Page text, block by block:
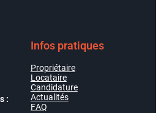
:
Infos pratiques
Propriétaire
Locataire
Candidature
Actualités
FAQ